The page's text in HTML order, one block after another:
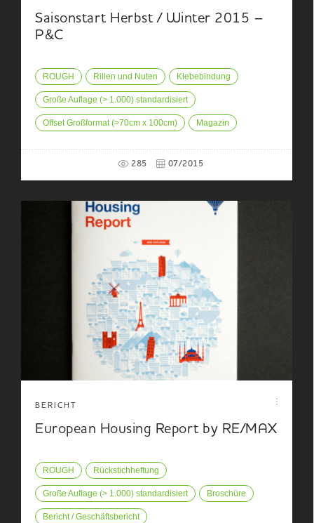
Saisonstart Herbst / Winter 2015 –
P&C
ROUGH Rillen und Nuten Klebebindung
Große Auflage (> 1.000) standardisiert
Offset Großformat (>70cm x 100cm) Magazin
285 07/2015
BERICHT
European Housing Report by RE/MAX
ROUGH Rückstichheftung
Große Auflage (> 1.000) standardisiert Broschüre
Bericht / Geschäftsbericht